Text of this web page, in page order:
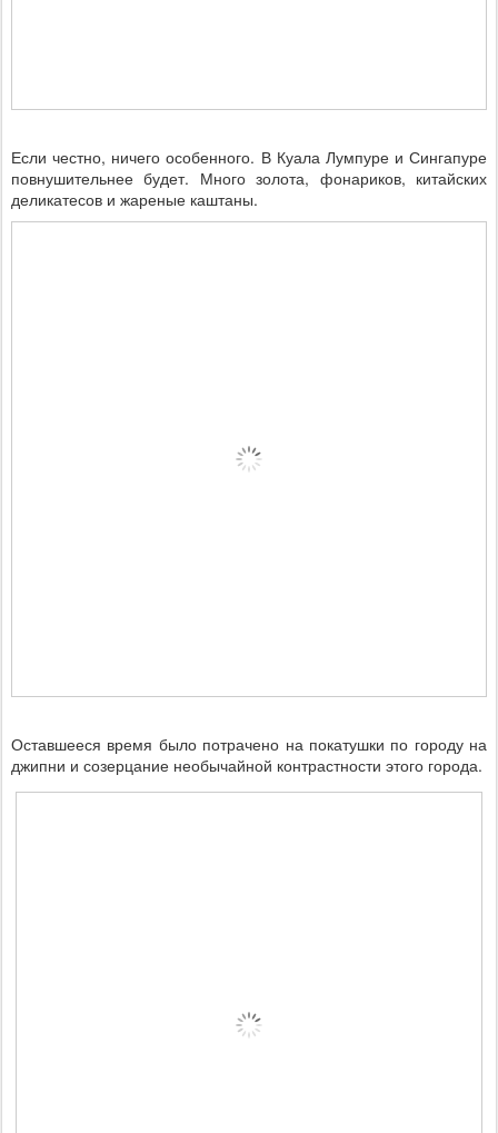
Если честно, ничего особенного. В Куала Лумпуре и Сингапуре
повнушительнее будет. Много золота, фонариков, китайских
деликатесов и жареные каштаны.
Оставшееся время было потрачено на покатушки по городу на
джипни и созерцание необычайной контрастности этого города.